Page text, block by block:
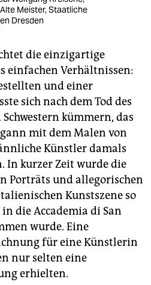
Meister, Staatliche
Dresden
die einzigartige
einfachen Verhältnissen:
und einer
sich nach dem Tod des
kümmern, das
mit dem Malen von
Künstler damals
In kurzer Zeit wurde die
Porträts und allegorischen
Kunstszene so
die Accademia di San
wurde. Eine
für eine Künstlerin
nur selten eine
erhielten.